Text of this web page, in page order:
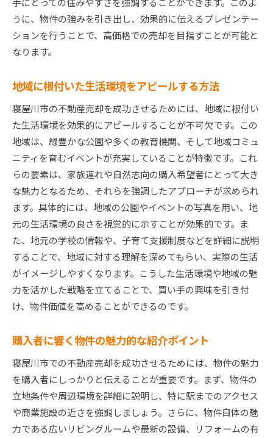
うに、物件の強みを引き出し、効果的に伝えるプレゼンテー
ションを行うことで、高価格での売却を目指すことが可能と
なります。
地域に根付いた生活環境をアピールする方法
寝屋川市の不動産売却を成功させるためには、地域に根付い
た生活環境を効果的にアピールすることが不可欠です。この
地域は、緑豊かな公園や多くの教育機関、そして地域コミュ
ニティを育むイベントが充実していることが特徴です。これ
らの要素は、家族連れや自然志向の購入希望者にとって大き
な魅力となるため、それらを強調したアプローチが求められ
ます。具体的には、地域の公園やイベントの写真を用い、地
元の生活環境の良さを視覚的に示すことが効果的です。ま
た、地元の学校の情報や、子育て支援制度などを詳細に説明
することで、地域に対する理解を深めてもらい、実際の生活
がイメージしやすくなります。こうした生活環境や地域の魅
力を活かした戦略を立てることで、買い手の興味を引き付
け、物件価値を高めることができるのです。
購入者に響く物件の魅力的な紹介ポイント
寝屋川市での不動産売却を成功させるためには、物件の魅力
を購入者にしっかりと伝えることが重要です。まず、物件の
立地条件や周辺環境を詳細に説明し、特に駅までのアクセス
や商業施設の近さを強調しましょう。さらに、物件自体の魅
力である広いリビングルームや最新の設備、リフォームの有